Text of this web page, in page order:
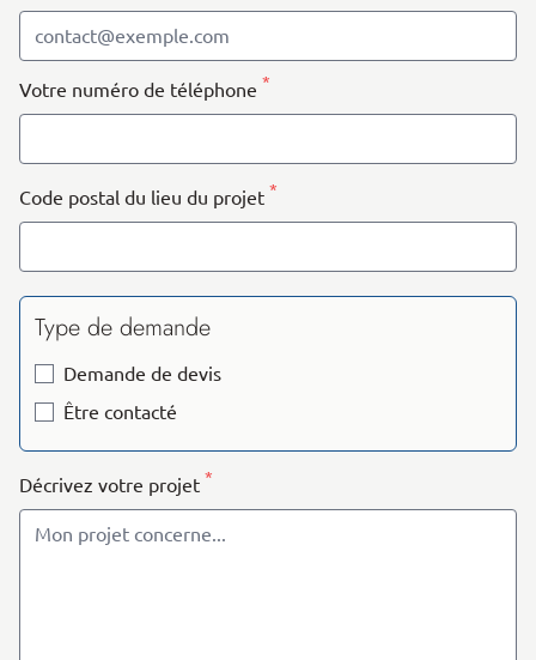
Votre numéro de téléphone *
Code postal du lieu du projet *
Type de demande
Demande de devis
Être contacté
Décrivez votre projet *